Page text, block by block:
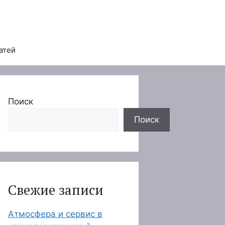
Поиск
Поиск
Свежие записи
Атмосфера и сервис в